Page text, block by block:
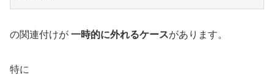
の関連付けが 一時的に外れるケースがあります。
特に